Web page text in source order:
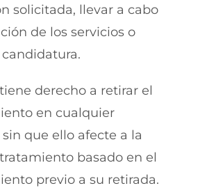
solicitada, llevar a cabo
de los servicios o
derecho a retirar el
en cualquier
que ello afecte a la
basado en el
previo a su retirada.